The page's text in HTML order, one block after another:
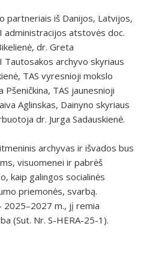
partneriais iš Danijos, Latvijos,
administracijos atstovės doc.
dr. Greta
Tautosakos archyvo skyriaus
TAS vyresnioji mokslo
TAS jaunesnioji
Aglinskas, Dainyno skyriaus
dr. Jurga Sadauskienė.
archyvas ir išvados bus
visuomenei ir pabrėš
kaip galingos socialinės
priemonės, svarbą.
2025–2027 m., jį remia
(Sut. Nr. S-HERA-25-1).